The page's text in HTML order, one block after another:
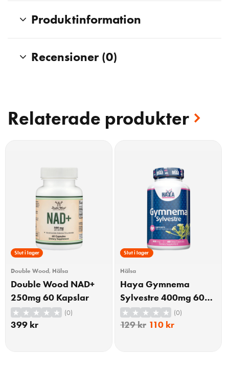
Produktinformation
Recensioner (0)
Relaterade produkter
Slut i lager
Double Wood, Hälsa
Double Wood NAD+
250mg 60 Kapslar
(0)
399 kr
15% Rabatt
Slut i lager
Hälsa
Haya Gymnema
Sylvestre 400mg 60
Kapslar
(0)
129kr 110 kr